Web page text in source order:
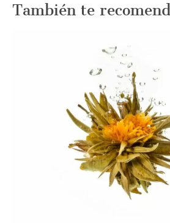
También te